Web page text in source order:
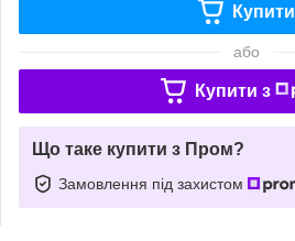
Купити
або
Купити з
Що таке купити з Пром?
Замовлення під захистом